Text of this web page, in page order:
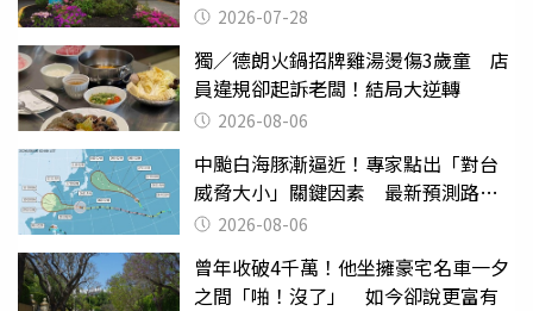
2026-07-28
獨／德朗火鍋招牌雞湯燙傷3歲童 店
員違規卻起訴老闆！結局大逆轉
2026-08-06
中颱白海豚漸逼近！專家點出「對台
威脅大小」關鍵因素 最新預測路徑
曝 2026-08-06
曾年收破4千萬！他坐擁豪宅名車一夕
之間「啪！沒了」 如今卻說更富有